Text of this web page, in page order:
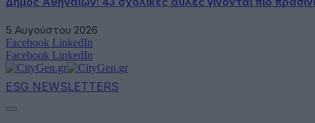
5 Αυγούστου 2026
Facebook LinkedIn
Facebook LinkedIn
ESG NEWSLETTERS